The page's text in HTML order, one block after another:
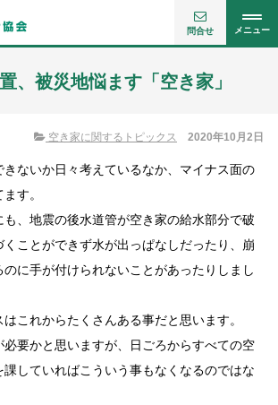
メニュー
問合せ
、被災地悩ます「空き家」
空き家に関するトピックス 2020年10月2日
きないか日々考えているなか、マイナス面の
す。
も、地震の後水道管が空き家の給水部分で破
ことができず水が出っぱなしだったり、崩
に手が付けられないことがあったりしまし
これからたくさんある事だと思います。
要かと思いますが、日ごろからすべての空
課していればこういう事もなくなるのではな